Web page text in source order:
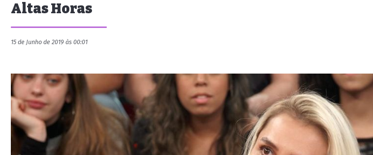
Altas Horas
15 de Junho de 2019 às 00:01